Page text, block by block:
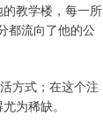
教学楼，每一所
都流向了他的公
方式；在这个注
为稀缺。